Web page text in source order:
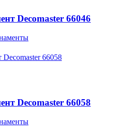
Decomaster 66046
Decomaster 66058